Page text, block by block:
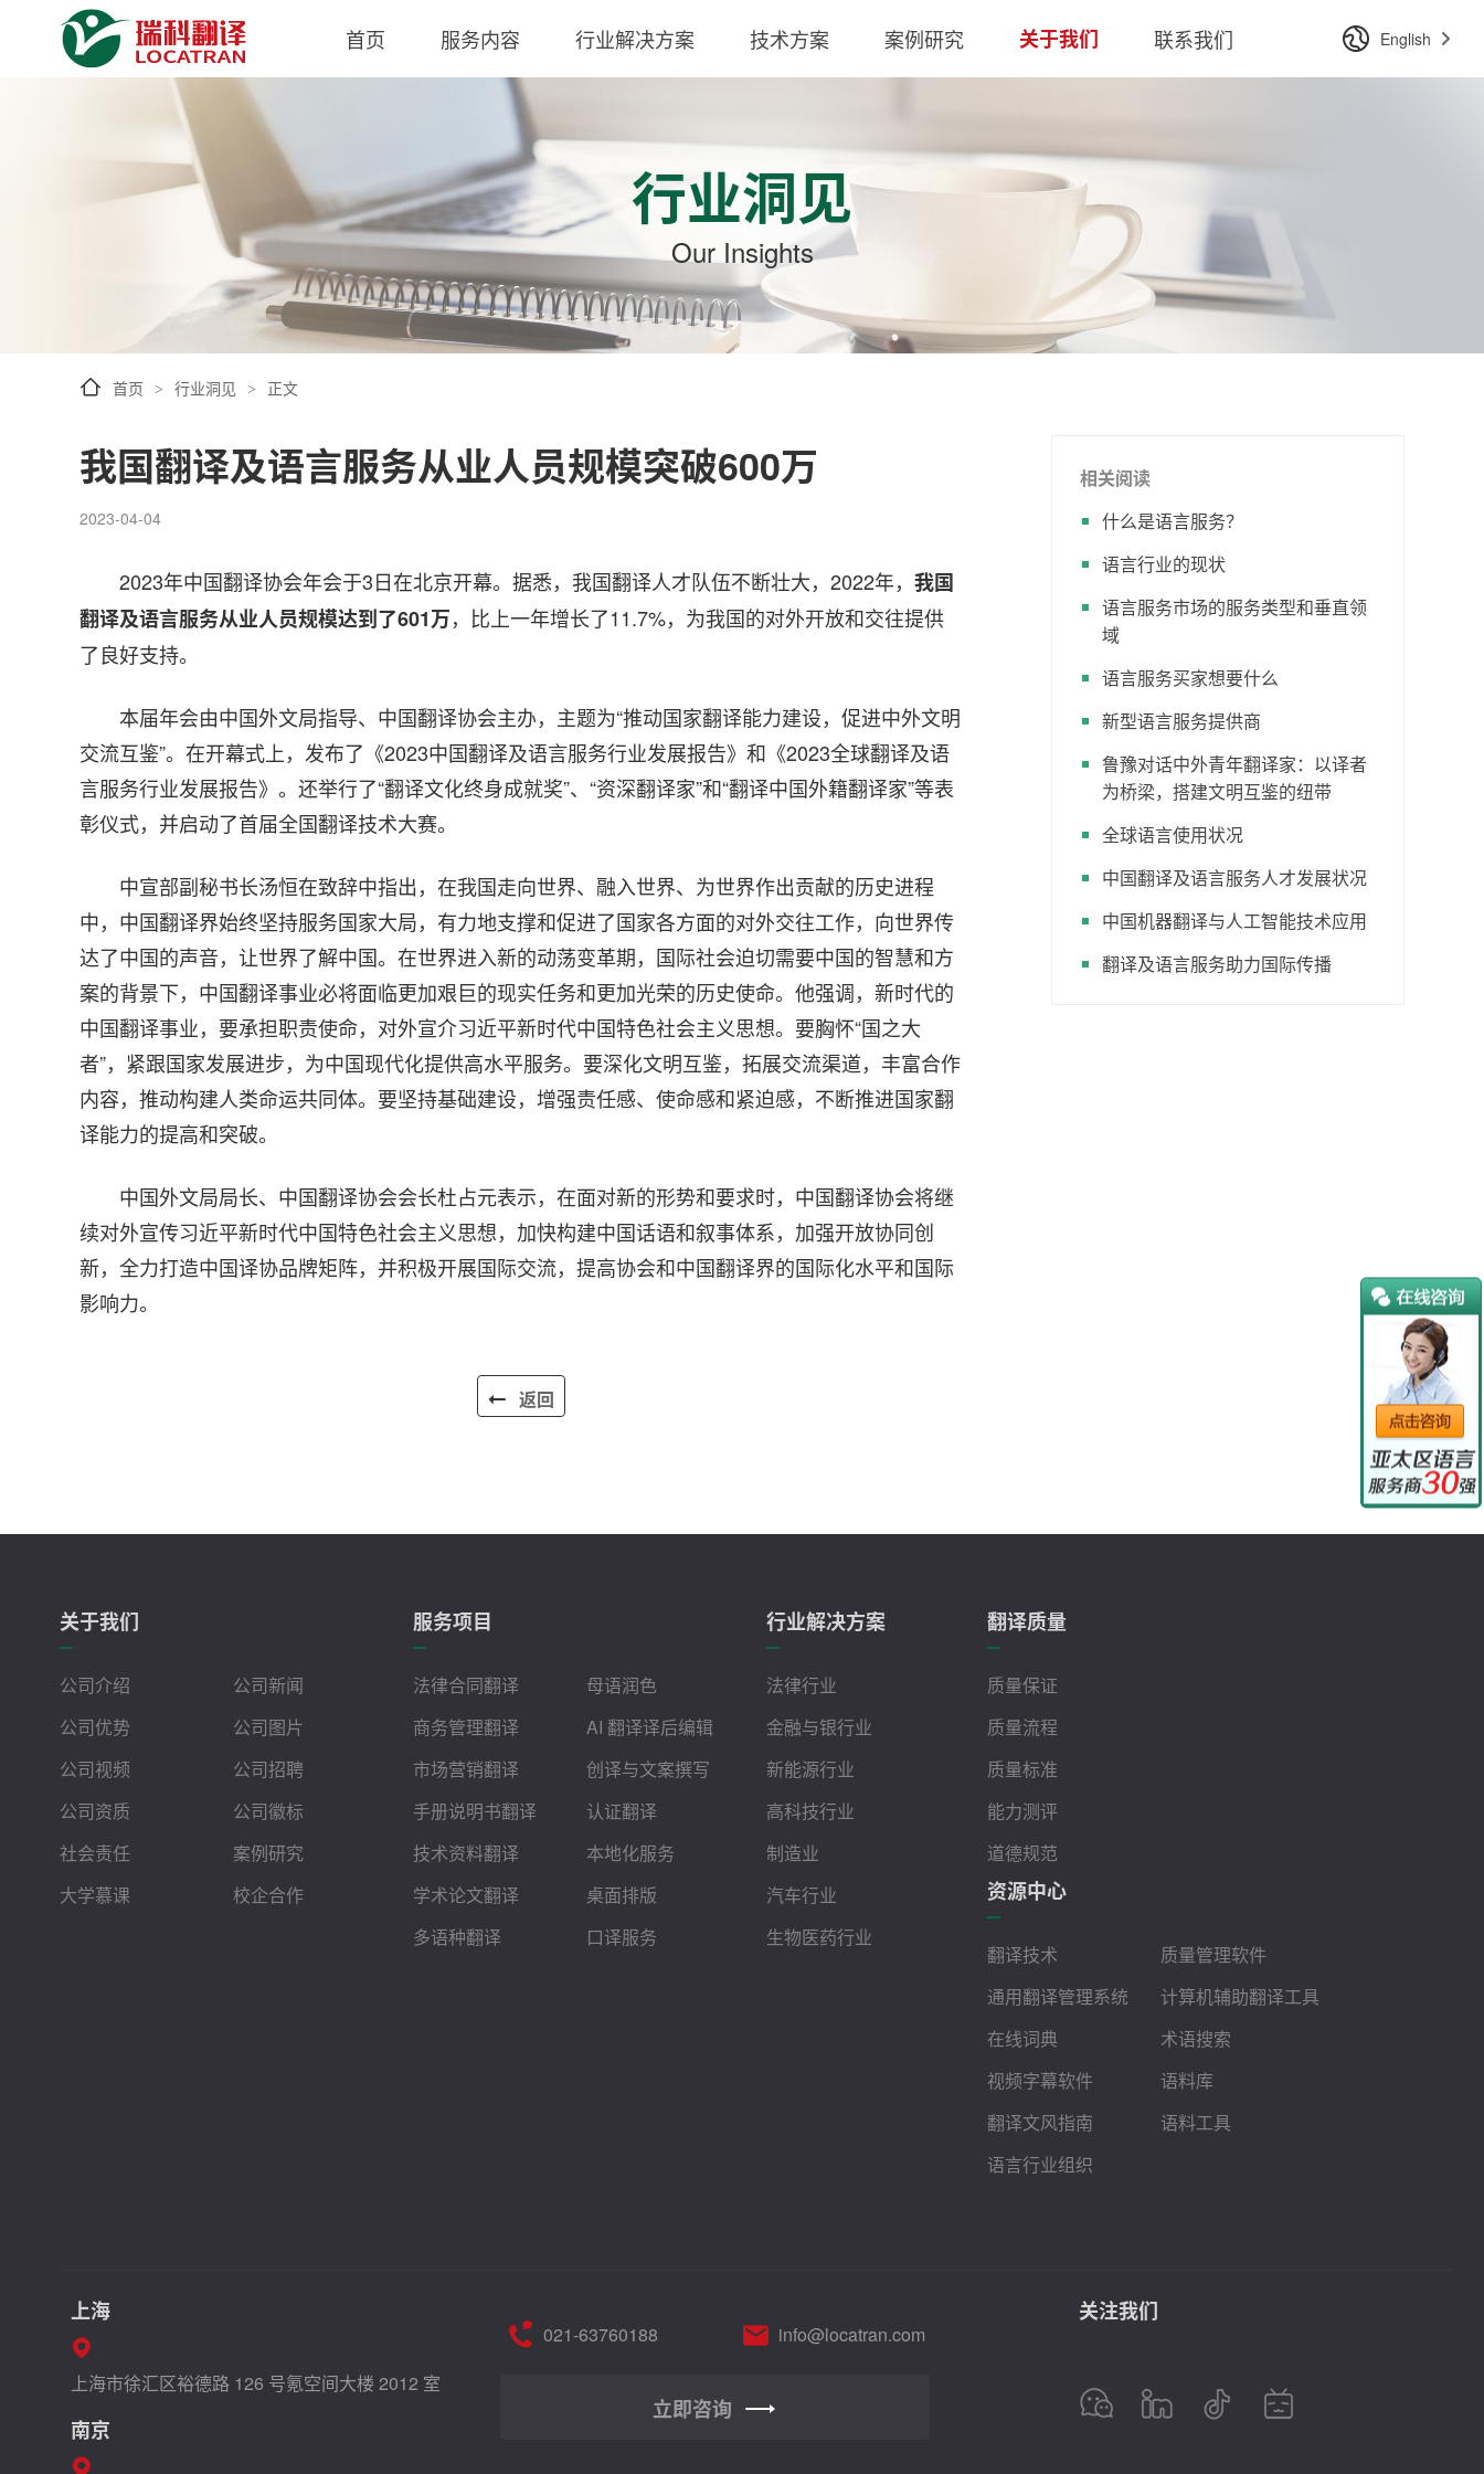
English
首页 服务内容 行业解决方案 技术方案 案例研究 关于我们 联系我们
行业洞见
Our Insights
首页 > 行业洞见 > 正文
我国翻译及语言服务从业人员规模突破600万
2023-04-04
2023年中国翻译协会年会于3日在北京开幕。据悉，我国翻译人才队伍不断壮大，2022年， 我国
翻译及语言服务从业人员规模达到了601万，比上一年增长了11.7%，为我国的对外开放和交往提供
了良好支持。
本届年会由中国外文局指导、中国翻译协会主办，主题为“推动国家翻译能力建设，促进中外文明
交流互鉴”。在开幕式上，发布了《2023中国翻译及语言服务行业发展报告》和《2023全球翻译及语
言服务行业发展报告》。还举行了“翻译文化终身成就奖”、“资深翻译家”和“翻译中国外籍翻译家”等表
彰仪式，并启动了首届全国翻译技术大赛。
中宣部副秘书长汤恒在致辞中指出，在我国走向世界、融入世界、为世界作出贡献的历史进程
中，中国翻译界始终坚持服务国家大局，有力地支撑和促进了国家各方面的对外交往工作，向世界传
达了中国的声音，让世界了解中国。在世界进入新的动荡变革期，国际社会迫切需要中国的智慧和方
案的背景下，中国翻译事业必将面临更加艰巨的现实任务和更加光荣的历史使命。他强调，新时代的
中国翻译事业，要承担职责使命，对外宣介习近平新时代中国特色社会主义思想。要胸怀“国之大
者”，紧跟国家发展进步，为中国现代化提供高水平服务。要深化文明互鉴，拓展交流渠道，丰富合作
内容，推动构建人类命运共同体。要坚持基础建设，增强责任感、使命感和紧迫感，不断推进国家翻
译能力的提高和突破。
中国外文局局长、中国翻译协会会长杜占元表示，在面对新的形势和要求时，中国翻译协会将继
续对外宣传习近平新时代中国特色社会主义思想，加快构建中国话语和叙事体系，加强开放协同创
新，全力打造中国译协品牌矩阵，并积极开展国际交流，提高协会和中国翻译界的国际化水平和国际
影响力。
返回
相关阅读
什么是语言服务？
语言行业的现状
语言服务市场的服务类型和垂直领
域
语言服务买家想要什么
新型语言服务提供商
鲁豫对话中外青年翻译家：以译者
为桥梁，搭建文明互鉴的纽带
全球语言使用状况
中国翻译及语言服务人才发展状况
中国机器翻译与人工智能技术应用
翻译及语言服务助力国际传播
关于我们
公司介绍
公司新闻
公司优势
公司图片
公司视频
公司招聘
公司资质
公司徽标
社会责任
案例研究
大学慕课
校企合作
服务项目
法律合同翻译
母语润色
商务管理翻译
AI 翻译译后编辑
市场营销翻译
创译与文案撰写
手册说明书翻译
认证翻译
技术资料翻译
本地化服务
学术论文翻译
桌面排版
多语种翻译
口译服务
行业解决方案
法律行业
金融与银行业
新能源行业
高科技行业
制造业
汽车行业
生物医药行业
翻译质量
质量保证
质量流程
质量标准
能力测评
道德规范
资源中心
翻译技术
质量管理软件
通用翻译管理系统
计算机辅助翻译工具
在线词典
术语搜索
视频字幕软件
语料库
翻译文风指南
语料工具
语言行业组织
关注我们
021-63760188 info@locatran.com
立即咨询
上海
上海市徐汇区裕德路 126 号氪空间大楼 2012 室
南京